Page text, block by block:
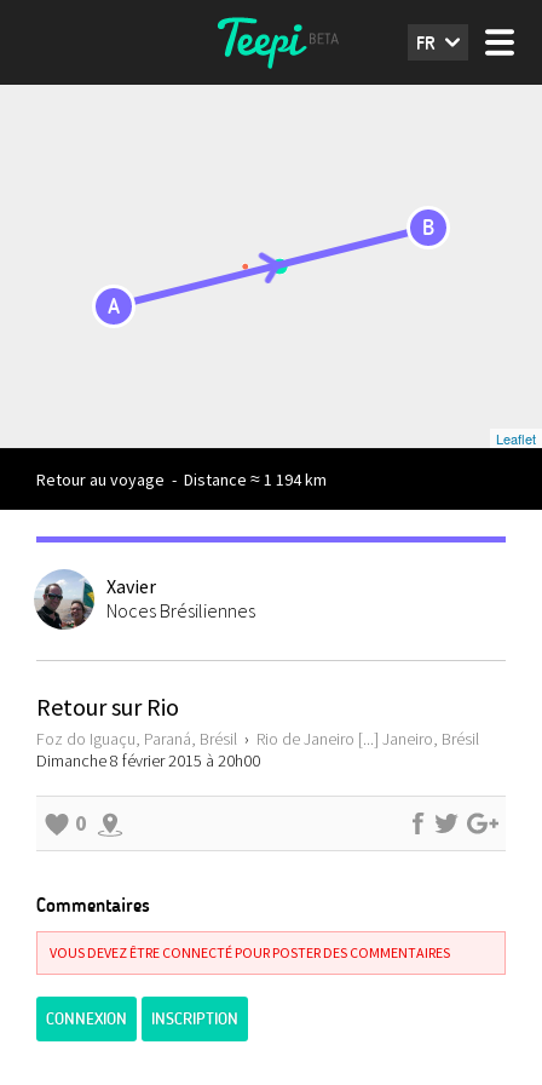
FR
A
B
Leaflet
Retour au voyage - Distance ≈ 1 194 km
Xavier
Noces Brésiliennes
Retour sur Rio
Foz do Iguaçu, Paraná, Brésil › Rio de Janeiro [...] Janeiro, Brésil
Dimanche 8 février 2015 à 20h00
0
Commentaires
VOUS DEVEZ ÊTRE CONNECTÉ POUR POSTER DES COMMENTAIRES
CONNEXION INSCRIPTION